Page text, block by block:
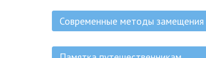
Современные методы